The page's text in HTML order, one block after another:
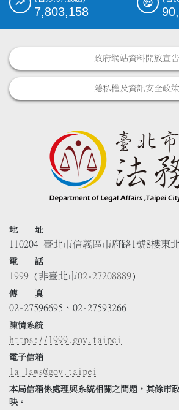
7,803,158
政府網站資料開放宣告
隱私權及資訊安全政策
地 址
110204 臺北市信義區市府路1號8樓東
電 話
1999 (非臺北市02-27208889)
傳 真
02-27596695、02-27593266
陳情系統
https://1999.gov.taipei
電子信箱
la_laws@gov.taipei
本局信箱係處理與系統相關之問題，其餘市
映。